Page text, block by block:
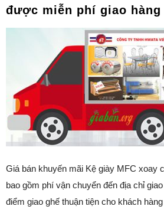
được miễn phí giao
Giá bán khuyến mãi Kệ giày MFC xoay
bao gồm phí vận chuyển đến địa chỉ
điểm giao ghế thuận tiện cho khách hàng